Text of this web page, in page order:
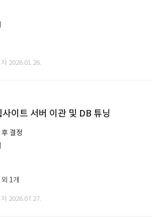
2026.01.26.
이트 서버 이관 및 DB 튜닝
결정
1개
2026.07.27.